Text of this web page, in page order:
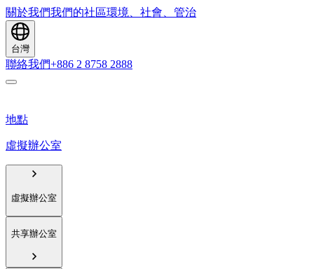
關於我們我們的社區環境、社會、管治
台灣
聯絡我們+886 2 8758 2888
地點
虛擬辦公室
虛擬辦公室
共享辦公室